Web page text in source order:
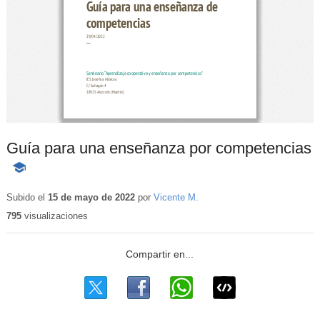
Guía para una enseñanza por competencias
-
educativo
Subido el 15 de mayo de 2022por Vicente M.
795visualizaciones